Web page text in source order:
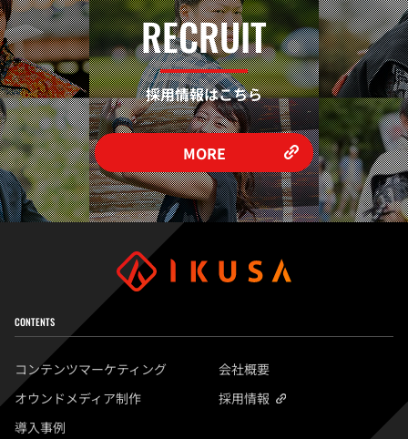
RECRUIT
採用情報はこちら
MORE
CONTENTS
コンテンツマーケティング
オウンドメディア制作
導入事例
会社概要
採用情報